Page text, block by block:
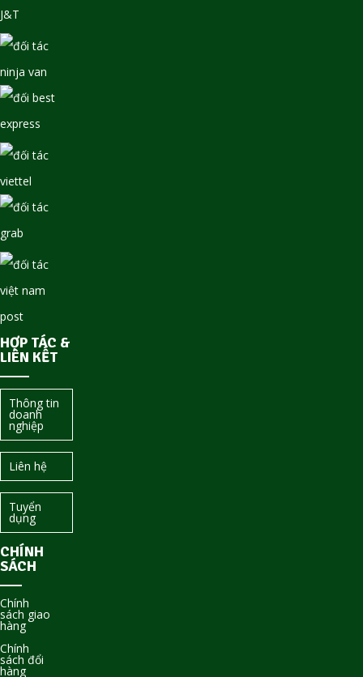
HỢP TÁC &
LIÊN KẾT
Thông tin
doanh
nghiệp
Liên hệ
Tuyển
dụng
CHÍNH
SÁCH
Chính
sách giao
hàng
Chính
sách đổi
hàng